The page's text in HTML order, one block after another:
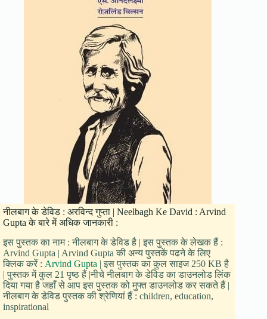
नीलबाग के डेविड : अरविन्द गुप्ता | Neelbagh Ke David : Arvind
Gupta के बारे में अधिक जानकारी :
इस पुस्तक का नाम : नीलबाग के डेविड है | इस पुस्तक के लेखक हैं :
Arvind Gupta | Arvind Gupta की अन्य पुस्तकें पढने के लिए
क्लिक करें : Arvind Gupta | इस पुस्तक का कुल साइज 250 KB है
| पुस्तक में कुल 21 पृष्ठ हैं |नीचे नीलबाग के डेविड का डाउनलोड लिंक
दिया गया है जहाँ से आप इस पुस्तक को मुफ्त डाउनलोड कर सकते हैं |
नीलबाग के डेविड पुस्तक की श्रेणियां हैं : children, education,
inspirational